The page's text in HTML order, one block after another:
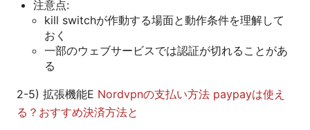
注意点:
kill switchが作動する場面と動作条件を理解して
おく
一部のウェブサービスでは認証が切れることがあ
る
2-5) 拡張機能E Nordvpnの支払い方法 paypayは使え
る？おすすめ決済方法と